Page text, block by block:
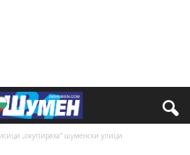
„окупираха“ шуменски улици